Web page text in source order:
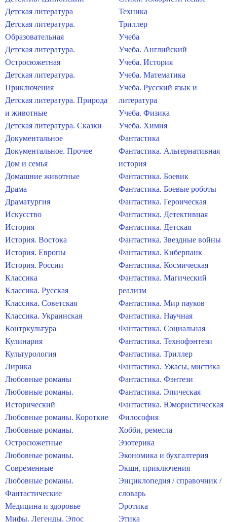
Детская литература
Детская литература.
Образовательная
Детская литература.
Остросюжетная
Детская литература.
Приключения
Детская литература. Природа
и животные
Детская литература. Сказки
Документальное
Документальное. Прочее
Дом и семья
Домашние животные
Драма
Драматургия
Искусство
История
История. Востока
История. Европы
История. России
Классика
Классика. Русская
Классика. Советская
Классика. Украинская
Контркультура
Кулинария
Культурология
Лирика
Любовные романы
Любовные романы.
Исторический
Любовные романы. Короткие
Любовные романы.
Остросюжетные
Любовные романы.
Современные
Любовные романы.
Фантастические
Медицина и здоровье
Мифы. Легенды. Эпос
Техника
Триллер
Учеба
Учеба. Английский
Учеба. История
Учеба. Математика
Учеба. Русский язык и
литература
Учеба. Физика
Учеба. Химия
Фантастика
Фантастика. Альтернативная
история
Фантастика. Боевик
Фантастика. Боевые роботы
Фантастика. Героическая
Фантастика. Детективная
Фантастика. Детская
Фантастика. Звездные войны
Фантастика. Киберпанк
Фантастика. Космическая
Фантастика. Магический
реализм
Фантастика. Мир пауков
Фантастика. Научная
Фантастика. Социальная
Фантастика. Технофэнтези
Фантастика. Триллер
Фантастика. Ужасы, мистика
Фантастика. Фэнтези
Фантастика. Эпическая
Фантастика. Юмористическая
Философия
Хобби, ремесла
Эзотерика
Экономика и бухгалтерия
Экшн, приключения
Энциклопедия / справочник /
словарь
Эротика
Этика